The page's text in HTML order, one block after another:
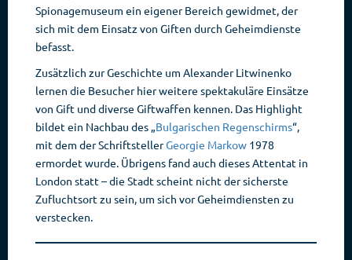
Spionagemuseum ein eigener Bereich gewidmet, der
sich mit dem Einsatz von Giften durch Geheimdienste
befasst.
Zusätzlich zur Geschichte um Alexander Litwinenko
lernen die Besucher hier weitere spektakuläre Einsätze
von Gift und diverse Giftwaffen kennen. Das Highlight
bildet ein Nachbau des „Bulgarischen Regenschirms“,
mit dem der SchriftstellerGeorgie Markow 1978
ermordet wurde. Übrigens fand auch dieses Attentat in
London statt – die Stadt scheint nicht der sicherste
Zufluchtsort zu sein, um sich vor Geheimdiensten zu
verstecken.